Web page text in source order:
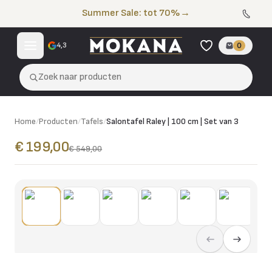
Summer Sale: tot 70% →
4,3 0
Zoek naar producten
Home/Producten/Tafels/Salontafel Raley | 100 cm | Set van 3
€ 199,00€ 549,00